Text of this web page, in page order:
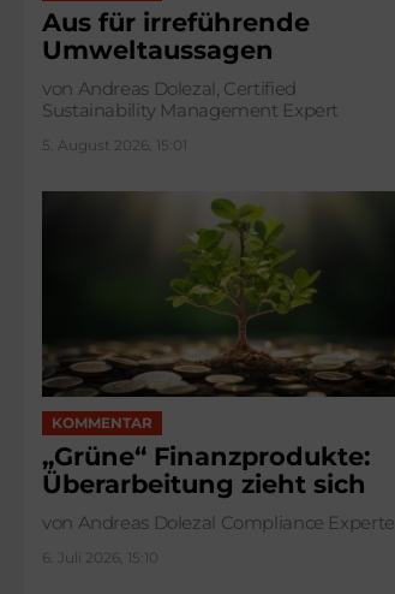
Aus für irreführende
Umweltaussagen
von Andreas Dolezal, Certified
Sustainability Management Expert
5. August 2026, 15:01
KOMMENTAR
„Grüne“ Finanzprodukte:
Überarbeitung zieht sich
von Andreas Dolezal Compliance Experte
6. Juli 2026, 15:10